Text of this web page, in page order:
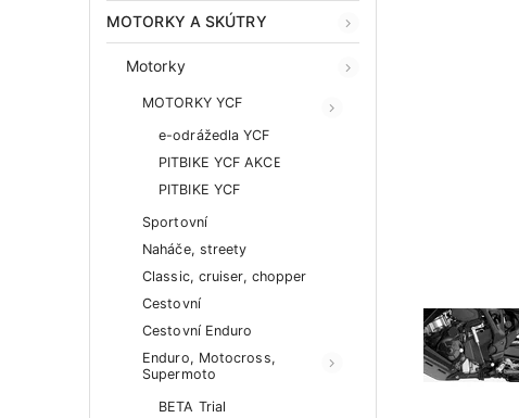
MOTORKY A SKÚTRY
Motorky
MOTORKY YCF
e-odrážedla YCF
PITBIKE YCF AKCE
PITBIKE YCF
Sportovní
Naháče, streety
Classic, cruiser, chopper
Cestovní
Cestovní Enduro
Enduro, Motocross,
Supermoto
BETA Trial